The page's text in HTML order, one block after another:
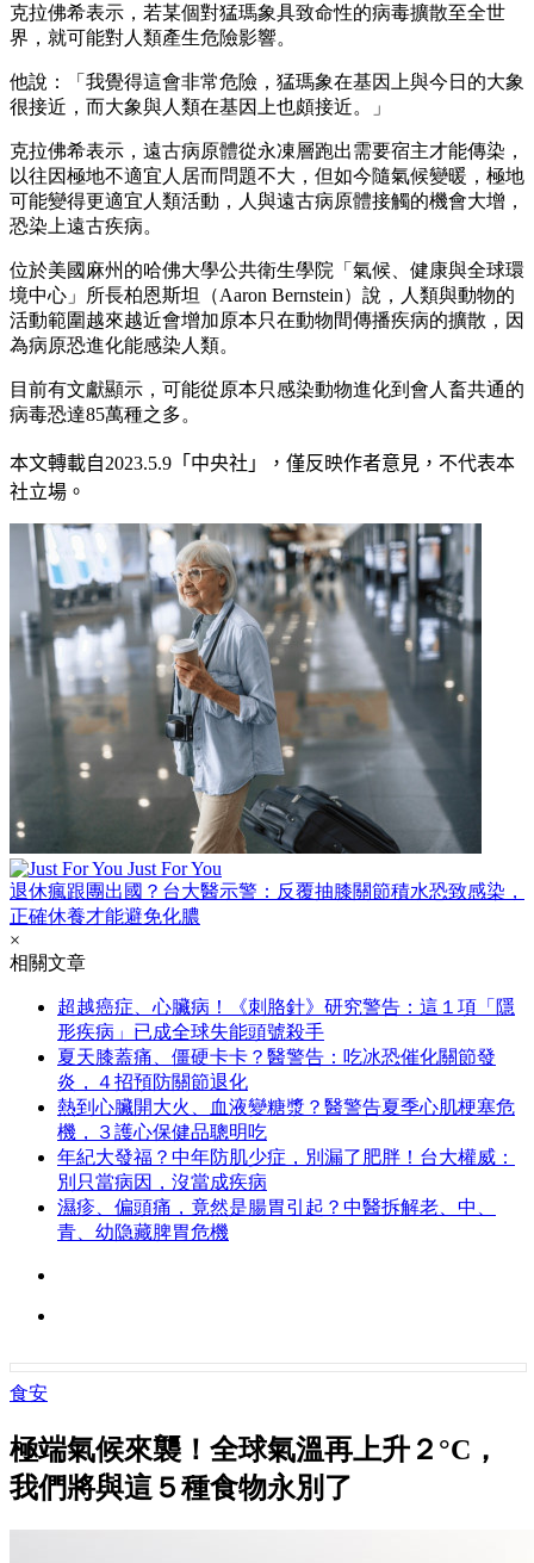
克拉佛希表示，若某個對猛瑪象具致命性的病毒擴散至全世
界，就可能對人類產生危險影響。
他說：「我覺得這會非常危險，猛瑪象在基因上與今日的大象
很接近，而大象與人類在基因上也頗接近。」
克拉佛希表示，遠古病原體從永凍層跑出需要宿主才能傳染，
以往因極地不適宜人居而問題不大，但如今隨氣候變暖，極地
可能變得更適宜人類活動，人與遠古病原體接觸的機會大增，
恐染上遠古疾病。
位於美國麻州的哈佛大學公共衛生學院「氣候、健康與全球環
境中心」所長柏恩斯坦（Aaron Bernstein）說，人類與動物的
活動範圍越來越近會增加原本只在動物間傳播疾病的擴散，因
為病原恐進化能感染人類。
目前有文獻顯示，可能從原本只感染動物進化到會人畜共通的
病毒恐達85萬種之多。
本文轉載自2023.5.9 「中央社」
，僅反映作者意見，不代表本
社立場。
Just For You
退休瘋跟團出國？台大醫示警：反覆抽膝關節積水恐致感染，
正確休養才能避免化膿
×
相關文章
超越癌症、心臟病！《刺胳針》研究警告：這１項「隱
形疾病」已成全球失能頭號殺手
夏天膝蓋痛、僵硬卡卡？醫警告：吃冰恐催化關節發
炎，４招預防關節退化
熱到心臟開大火、血液變糖漿？醫警告夏季心肌梗塞危
機，３護心保健品聰明吃
年紀大發福？中年防肌少症，別漏了肥胖！台大權威：
別只當病因，沒當成疾病
濕疹、偏頭痛，竟然是腸胃引起？中醫拆解老、中、
青、幼隐藏脾胃危機
食安
極端氣候來襲！全球氣溫再上升２°C，
我們將與這５種食物永別了